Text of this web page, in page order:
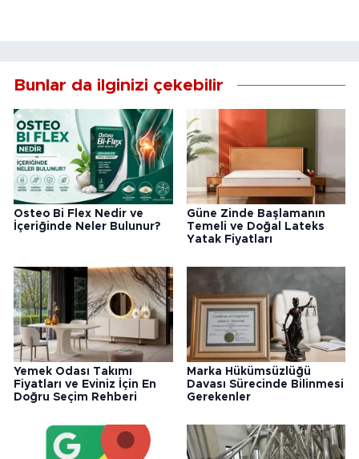
Bunlar da ilginizi çekebilir
Osteo Bi Flex Nedir ve
İçeriğinde Neler Bulunur?
Güne Zinde Başlamanın
Temeli ve Doğal Lateks
Yatak Fiyatları
Yemek Odası Takımı
Fiyatları ve Eviniz İçin En
Doğru Seçim Rehberi
Marka Hükümsüzlüğü
Davası Sürecinde Bilinmesi
Gerekenler